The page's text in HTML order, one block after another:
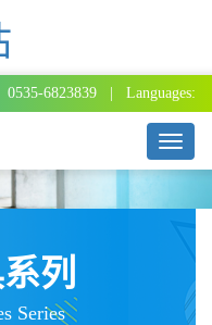
0535-6823839 | Languages:
T
o
g
列
Series